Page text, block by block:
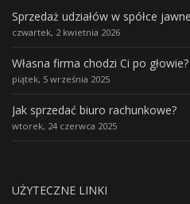
czwartek, 2 kwietnia 2026
piątek, 5 września 2025
Jak sprzedać biuro rachunkowe?
wtorek, 24 czerwca 2025
UŻYTECZNE LINKI